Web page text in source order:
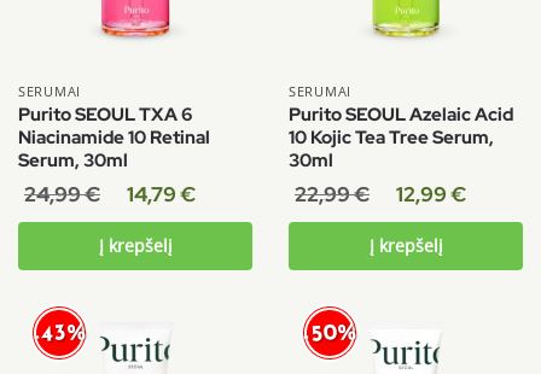
SERUMAI
Purito SEOUL TXA 6
Niacinamide 10 Retinal
Serum, 30ml
24,99€ 14,79€
Į krepšelį
SERUMAI
Purito SEOUL Azelaic Acid
10 Kojic Tea Tree Serum,
30ml
22,99€ 12,99€
Į krepšelį
-43% -50%